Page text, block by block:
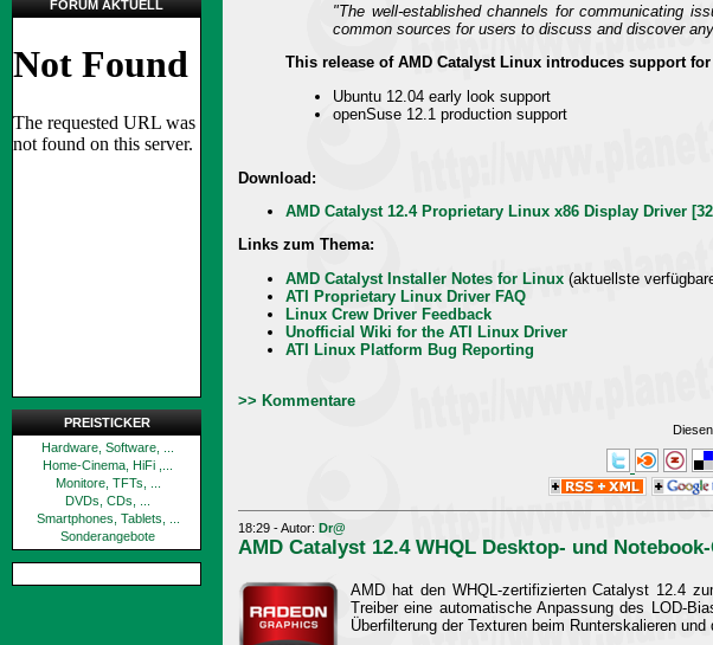
FORUM AKTUELL
PREISTICKER
Hardware, Software, ...
Home-Cinema, HiFi ,...
Monitore, TFTs, ...
DVDs, CDs, ...
Smartphones, Tablets, ...
Sonderangebote
"The well-established channels for communicating
common sources for users to discuss and discover
This release of AMD Catalyst Linux introduces support
Ubuntu 12.04 early look support
openSuse 12.1 production support
Download:
AMD Catalyst 12.4 Proprietary Linux x86 Display Driver
Links zum Thema:
AMD Catalyst Installer Notes for Linux (aktuellste
ATI Proprietary Linux Driver FAQ
Linux Crew Driver Feedback
Unofficial Wiki for the ATI Linux Driver
ATI Linux Platform Bug Reporting
>> Kommentare
18:29 - Autor: Dr@
AMD Catalyst 12.4 WHQL Desktop- und
AMD hat den WHQL-zertifizierten Catalyst 12.4
Treiber eine automatische Anpassung des LOD-
Überfilterung der Texturen beim Runterskalieren